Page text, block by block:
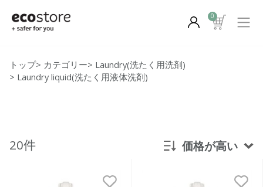
0
トップ> カテゴリー> Laundry(洗たく用洗剤)
> Laundry liquid(洗たく用液体洗剤)
20件 価格が高い